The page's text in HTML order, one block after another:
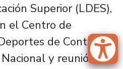
Superior (LDES),
el Centro de
de Contacto
y reunió a